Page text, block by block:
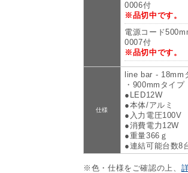
0006付
※品切中です。
電源コード
0007付
※品切中です。
仕様
line bar - 18mm
・900mmタイプ
●LED12W
●本体/アルミ
●入力電圧100V
●消費電力12W
●重量366ｇ
●連結可能台数8
※色・仕様をご確認の上、